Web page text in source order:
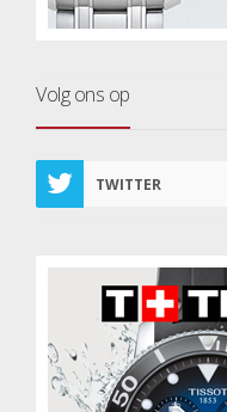
Volg ons op
TWITTER